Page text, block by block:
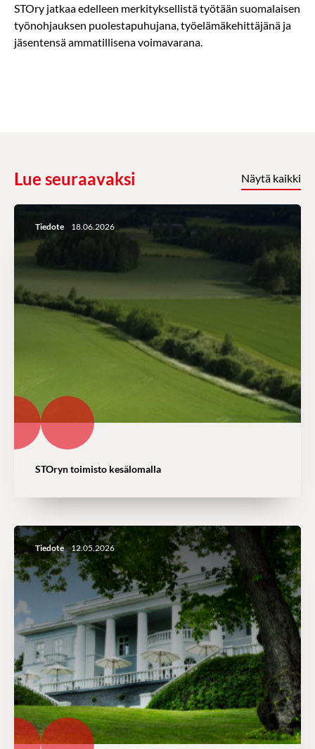
STOry jatkaa edelleen merkityksellistä työtään suomalaisen
työnohjauksen puolestapuhujana, työelämäkehittäjänä ja
jäsentensä ammatillisena voimavarana.
Lue seuraavaksi Näytä kaikki
Tiedote 18.06.2026
STOryn toimisto kesälomalla
Tiedote 12.05.2026